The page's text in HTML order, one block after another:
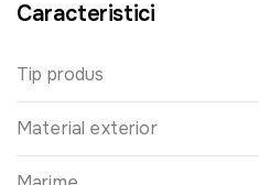
Caracteristici
Tip produs
Material exterior